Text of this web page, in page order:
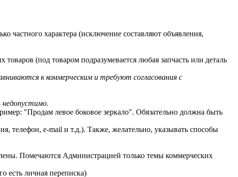
частного характера (исключение составляют объявления,
(под товаром подразумевается любая запчасть или деталь
к коммерческим и требуют согласования с
недопустимо.
"Продам левое боковое зеркало". Обязательно должна быть
телефон, e-mail и т.д.). Также, желательно, указывать способы
Помечаются Администрацией только темы коммерческих
есть личная переписка)